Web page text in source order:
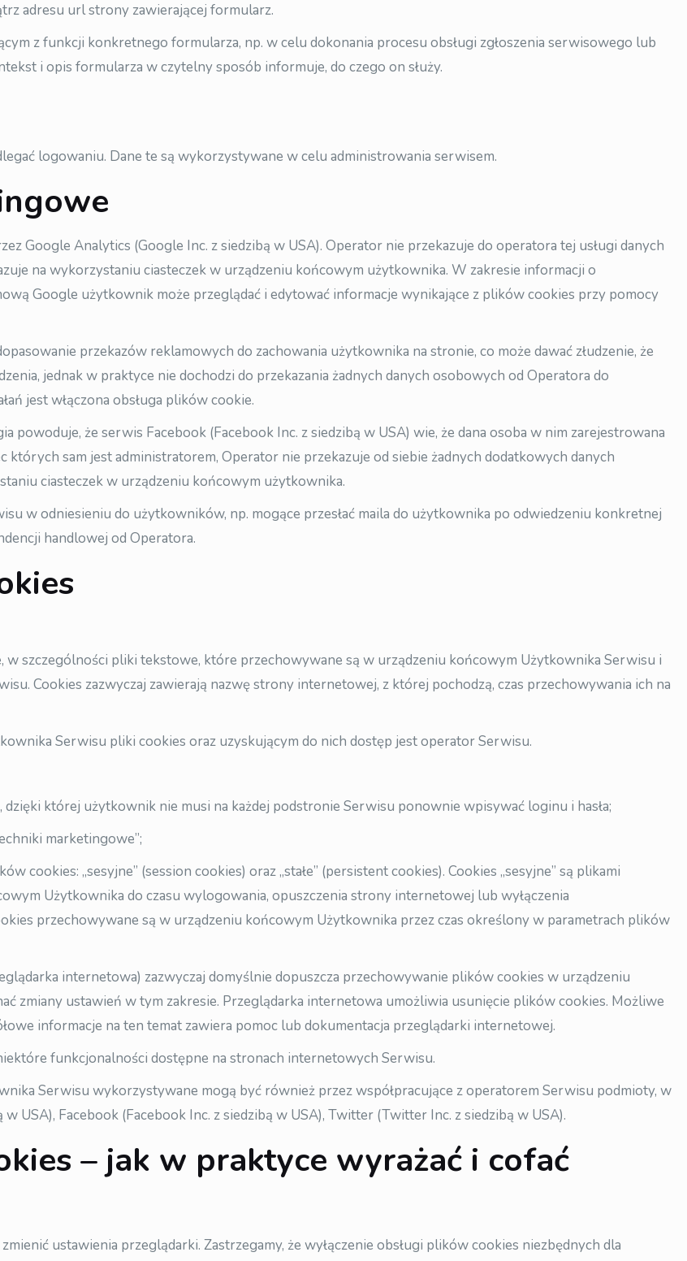
adresu url strony zawierającej formularz.
z funkcji konkretnego formularza, np. w celu dokonania procesu obsługi zgłoszenia serwisowego lub
i opis formularza w czytelny sposób informuje, do czego on służy.
logowaniu. Dane te są wykorzystywane w celu administrowania serwisem.
Google Analytics (Google Inc. z siedzibą w USA). Operator nie przekazuje do operatora tej usługi danych
na wykorzystaniu ciasteczek w urządzeniu końcowym użytkownika. W zakresie informacji o
Google użytkownik może przeglądać i edytować informacje wynikające z plików cookies przy pomocy
przekazów reklamowych do zachowania użytkownika na stronie, co może dawać złudzenie, że
jednak w praktyce nie dochodzi do przekazania żadnych danych osobowych od Operatora do
jest włączona obsługa plików cookie.
powoduje, że serwis Facebook (Facebook Inc. z siedzibą w USA) wie, że dana osoba w nim zarejestrowana
sam jest administratorem, Operator nie przekazuje od siebie żadnych dodatkowych danych
ciasteczek w urządzeniu końcowym użytkownika.
w odniesieniu do użytkowników, np. mogące przesłać maila do użytkownika po odwiedzeniu konkretnej
handlowej od Operatora.
w szczególności pliki tekstowe, które przechowywane są w urządzeniu końcowym Użytkownika Serwisu i
Cookies zazwyczaj zawierają nazwę strony internetowej, z której pochodzą, czas przechowywania ich na
Serwisu pliki cookies oraz uzyskującym do nich dostęp jest operator Serwisu.
której użytkownik nie musi na każdej podstronie Serwisu ponownie wpisywać loginu i hasła;
marketingowe”;
cookies: „sesyjne” (session cookies) oraz „stałe” (persistent cookies). Cookies „sesyjne” są plikami
Użytkownika do czasu wylogowania, opuszczenia strony internetowej lub wyłączenia
przechowywane są w urządzeniu końcowym Użytkownika przez czas określony w parametrach plików
internetowa) zazwyczaj domyślnie dopuszcza przechowywanie plików cookies w urządzeniu
zmiany ustawień w tym zakresie. Przeglądarka internetowa umożliwia usunięcie plików cookies. Możliwe
informacje na ten temat zawiera pomoc lub dokumentacja przeglądarki internetowej.
funkcjonalności dostępne na stronach internetowych Serwisu.
Serwisu wykorzystywane mogą być również przez współpracujące z operatorem Serwisu podmioty, w
USA), Facebook (Facebook Inc. z siedzibą w USA), Twitter (Twitter Inc. z siedzibą w USA).
– jak w praktyce wyrażać i cofać
ustawienia przeglądarki. Zastrzegamy, że wyłączenie obsługi plików cookies niezbędnych dla